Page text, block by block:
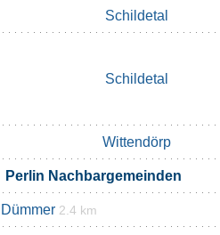
Schildetal
Schildetal
Wittendörp
Perlin Nachbargemeinden
Dümmer 2.4 km